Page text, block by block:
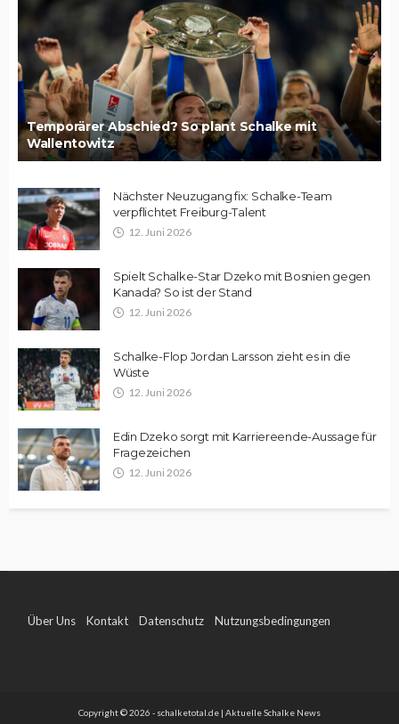
Temporärer Abschied? So plant Schalke mit
Wallentowitz
Nächster Neuzugang fix: Schalke-Team
verpflichtet Freiburg-Talent
12. Juni 2026
Spielt Schalke-Star Dzeko mit Bosnien gegen
Kanada? So ist der Stand
12. Juni 2026
Schalke-Flop Jordan Larsson zieht es in die
Wüste
12. Juni 2026
Edin Dzeko sorgt mit Karriereende-Aussage für
Fragezeichen
12. Juni 2026
Über Uns Kontakt Datenschutz Nutzungsbedingungen
Copyright © 2026 - schalketotal.de | Aktuelle Schalke News